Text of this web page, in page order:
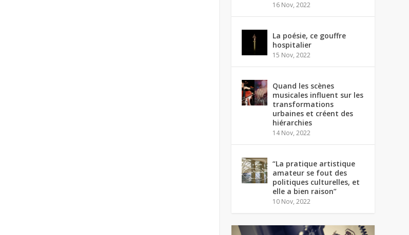
16 Nov, 2022
La poésie, ce gouffre
hospitalier
15 Nov, 2022
Quand les scènes
musicales influent sur les
transformations
urbaines et créent des
hiérarchies
14 Nov, 2022
“La pratique artistique
amateur se fout des
politiques culturelles, et
elle a bien raison”
10 Nov, 2022